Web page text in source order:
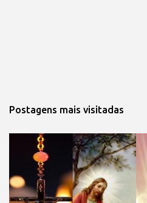
Postagens mais visitadas